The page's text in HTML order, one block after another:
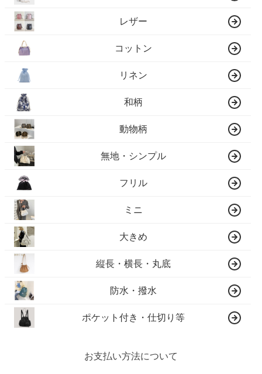
レザー
コットン
リネン
和柄
動物柄
無地・シンプル
フリル
ミニ
大きめ
縦長・横長・丸底
防水・撥水
ポケット付き・仕切り等
お支払い方法について